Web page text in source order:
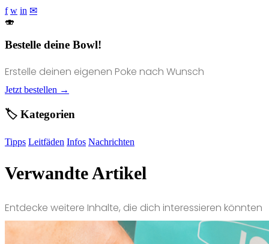
f w in ✉
🍣
Bestelle deine Bowl!
Erstelle deinen eigenen Poke nach Wunsch
Jetzt bestellen →
🏷️ Kategorien
Tipps Leitfäden Infos Nachrichten
Verwandte Artikel
Entdecke weitere Inhalte, die dich interessieren könnten